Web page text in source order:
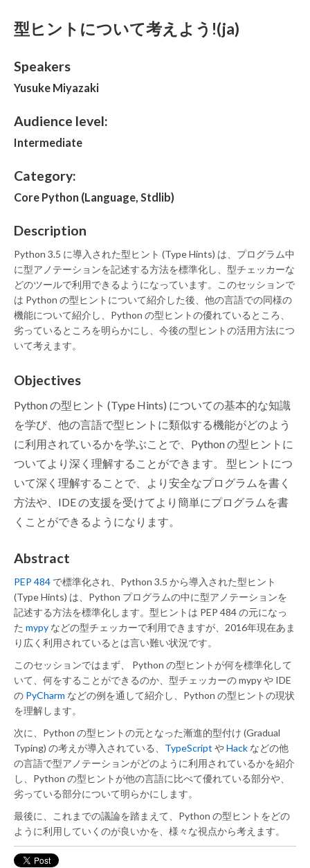
型ヒントについて考えよう!(ja)
Speakers
Yusuke Miyazaki
Audience level:
Intermediate
Category:
Core Python (Language, Stdlib)
Description
Python 3.5 に導入された型ヒント (Type Hints) は、プログラム中
に型アノテーションを記述する方法を標準化し、型チェッカーな
どのツールで利用できるようになっています。このセッションで
は Python の型ヒントについて紹介した後、他の言語での同様の
機能について紹介し、Python の型ヒントの優れているところ、
劣っているところを明らかにし、今後の型ヒントの活用方法につ
いて考えます。
Objectives
Python の型ヒント (Type Hints) についての基本的な知識
を学び、他の言語で型ヒントに類似する機能がどのよう
に利用されているかを学ぶことで、Python の型ヒントに
ついてより深く理解することができます。 型ヒントにつ
いて深く理解することで、より安全なプログラムを書く
方法や、IDE の支援を受けてより簡単にプログラムを書
くことができるようになります。
Abstract
PEP 484 で標準化され、Python 3.5 から導入された型ヒント
(Type Hints) は、Python プログラムの中に型アノテーションを
記述する方法を標準化します。型ヒントは PEP 484 の元になっ
た mypy などの型チェッカーで利用できますが、2016年現在あま
り広く利用されているとは言い難い状況です。
このセッションではまず、 Python の型ヒントが何を標準化して
いて、何をすることができるのか、型チェッカーの mypy や IDE
の PyCharm などの例を通して紹介し、Python の型ヒントの現状
を理解します。
次に、Python の型ヒントの元となった漸進的型付け (Gradual
Typing) の考えが導入されている、 TypeScript やHack などの他
の言語で型アノテーションがどのように利用されているかを紹介
し、Python の型ヒントが他の言語に比べて優れている部分や、
劣っている部分について明らかにします。
最後に、これまでの議論を踏まえて、Python の型ヒントをどの
ように利用していくのが良いかを、様々な視点から考えます。